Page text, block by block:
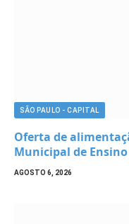
SÃO PAULO - CAPITAL
Oferta de
Municipal de
AGOSTO 6, 2026